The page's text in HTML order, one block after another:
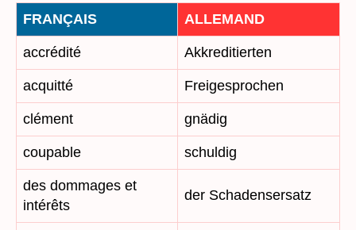
FRANÇAIS ALLEMAND
accrédité Akkreditierten
acquitté Freigesprochen
clément gnädig
coupable schuldig
des dommages et
intérêts
der Schadensersatz